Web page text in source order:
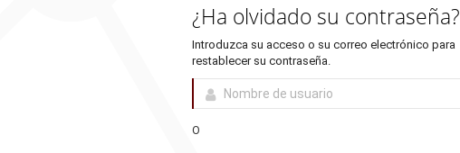
¿Ha olvidado su contraseña?
Introduzca su acceso o su correo electrónico para
restablecer su contraseña.
O